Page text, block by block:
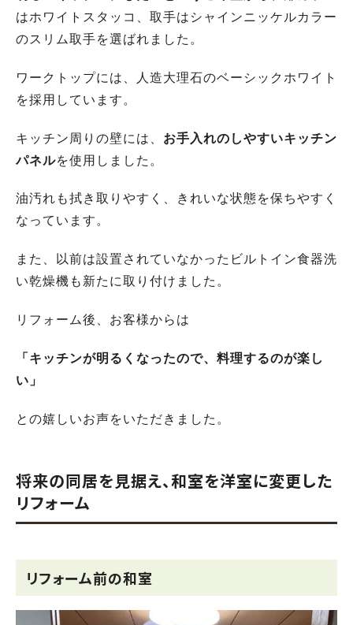
はホワイトスタッコ、取手はシャインニッケルカラー
のスリム取手を選ばれました。
ワークトップには、人造大理石のベーシックホワイト
を採用しています。
キッチン周りの壁には、 お手入れのしやすいキッチン
パネルを使用しました。
油汚れも拭き取りやすく、きれいな状態を保ちやすく
なっています。
また、以前は設置されていなかったビルトイン食器洗
い乾燥機も新たに取り付けました。
リフォーム後、お客様からは
「キッチンが明るくなったので、料理するのが楽し
い」
との嬉しいお声をいただきました。
将来の同居を見据え、和室を洋室に変更した
リフォーム
リフォーム前の和室